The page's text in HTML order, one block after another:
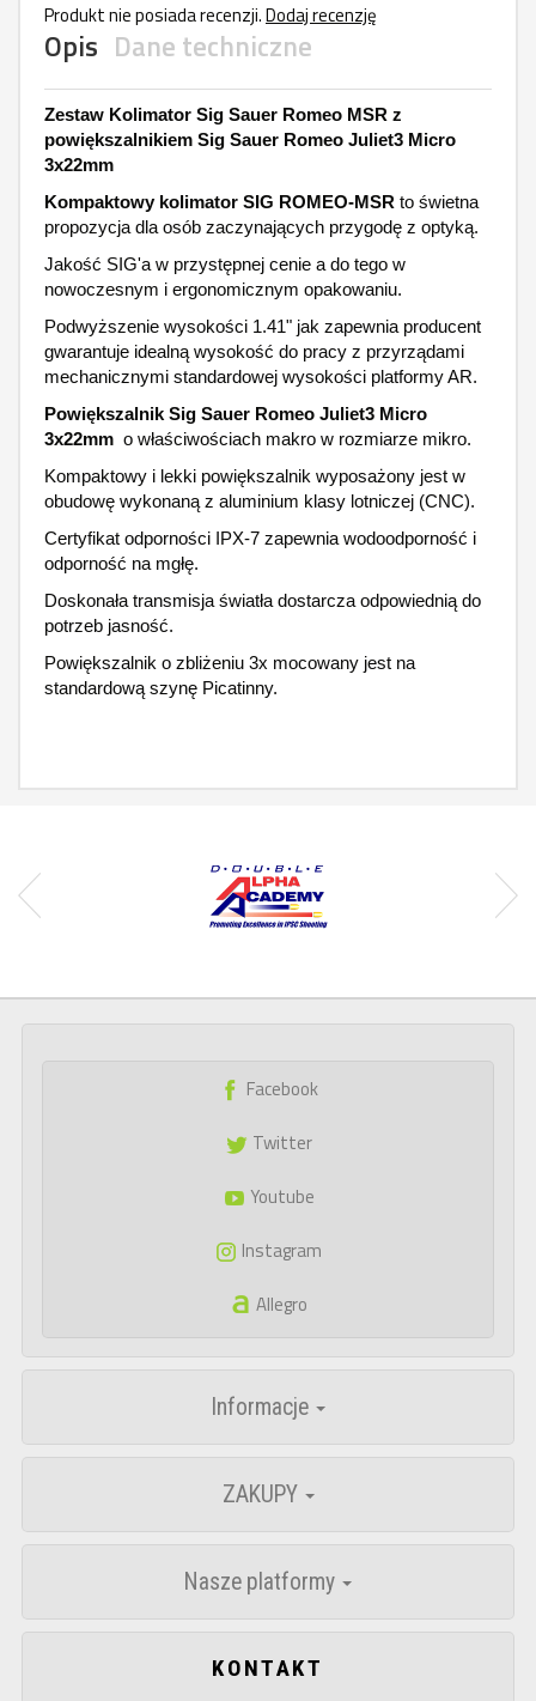
Produkt nie posiada recenzji.Dodaj recenzję
Opis Dane techniczne
Zestaw Kolimator Sig Sauer Romeo MSR z
powiększalnikiem Sig Sauer Romeo Juliet3 Micro
3x22mm
Kompaktowy kolimator SIG ROMEO-MSR to świetna
propozycja dla osób zaczynających przygodę z optyką.
Jakość SIG'a w przystępnej cenie a do tego w
nowoczesnym i ergonomicznym opakowaniu.
Podwyższenie wysokości 1.41" jak zapewnia producent
gwarantuje idealną wysokość do pracy z przyrządami
mechanicznymi standardowej wysokości platformy AR.
Powiększalnik Sig Sauer Romeo Juliet3 Micro
3x22mm o właściwościach makro w rozmiarze mikro.
Kompaktowy i lekki powiększalnik wyposażony jest w
obudowę wykonaną z aluminium klasy lotniczej (CNC).
Certyfikat odporności IPX-7 zapewnia wodoodporność i
odporność na mgłę.
Doskonała transmisja światła dostarcza odpowiednią do
potrzeb jasność.
Powiększalnik o zbliżeniu 3x mocowany jest na
standardową szynę Picatinny.
Facebook
Twitter
Youtube
Instagram
Allegro
Informacje
ZAKUPY
Nasze platformy
KONTAKT